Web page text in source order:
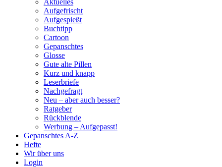
Aktuelles
Aufgefrischt
Aufgespießt
Buchtipp
Cartoon
Gepanschtes
Glosse
Gute alte Pillen
Kurz und knapp
Leserbriefe
Nachgefragt
Neu – aber auch besser?
Ratgeber
Rückblende
Werbung – Aufgepasst!
Gepanschtes A-Z
Hefte
Wir über uns
Login